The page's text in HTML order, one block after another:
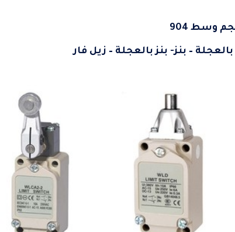
وسط 904
– بنز- بنز بالعجلة – زيل فار